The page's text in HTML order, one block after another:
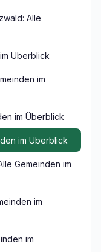
Alle
Überblick
im
im Überblick
im Überblick
Gemeinden im
im
im